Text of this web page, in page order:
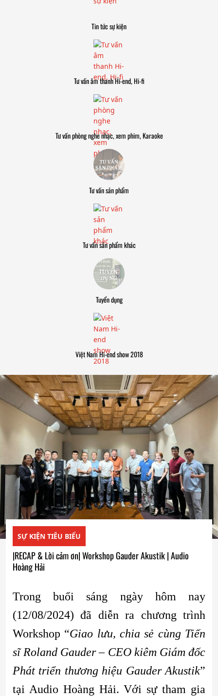
Tin tức sự kiện
Tư vấn âm thanh Hi-end, Hi-fi
Tư vấn phòng nghe nhạc, xem phim, Karaoke
Tư vấn sản phẩm
Tư vấn sản phẩm khác
Tuyển dụng
Việt Nam Hi-end show 2018
SỰ KIỆN TIÊU BIỂU
|RECAP & Lời cảm ơn| Workshop Gauder Akustik | Audio
Hoàng Hải
Trong buổi sáng ngày hôm nay
(12/08/2024) đã diễn ra chương trình
Workshop “Giao lưu, chia sẻ cùng Tiến
sĩ Roland Gauder – CEO kiêm Giám đốc
Phát triển thương hiệu Gauder Akustik”
tại Audio Hoàng Hải. Với sự tham gia